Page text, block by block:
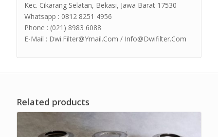
Kec. Cikarang Selatan, Bekasi, Jawa Barat 17530
Whatsapp : 0812 8251 4956
Phone : (021) 8983 6088
E-Mail : Dwi.Filter@Ymail.Com / Info@Dwifilter.Com
Related products